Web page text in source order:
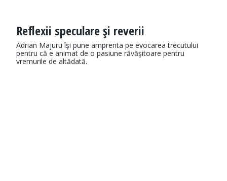
Reflexii speculare şi reverii
Adrian Majuru îşi pune amprenta pe evocarea trecutului
pentru că e animat de o pasiune răvăşitoare pentru
vremurile de altădată.